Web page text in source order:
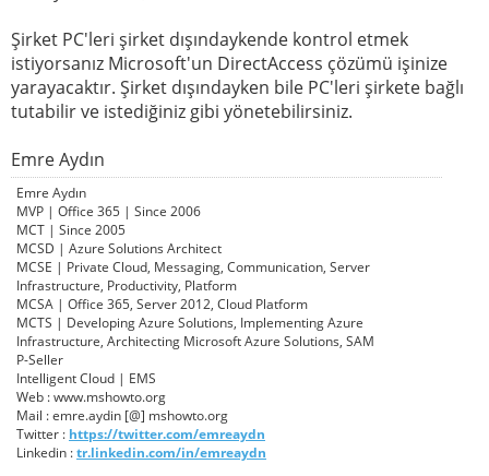
Şirket PC'leri şirket dışındaykende kontrol etmek
istiyorsanız Microsoft'un DirectAccess çözümü işinize
yarayacaktır. Şirket dışındayken bile PC'leri şirkete bağlı
tutabilir ve istediğiniz gibi yönetebilirsiniz.
Emre Aydın
Emre Aydın
MVP | Office 365 | Since 2006
MCT | Since 2005
MCSD | Azure Solutions Architect
MCSE | Private Cloud, Messaging, Communication, Server
Infrastructure, Productivity, Platform
MCSA | Office 365, Server 2012, Cloud Platform
MCTS | Developing Azure Solutions, Implementing Azure
Infrastructure, Architecting Microsoft Azure Solutions, SAM
P-Seller
Intelligent Cloud | EMS
Web : www.mshowto.org
Mail : emre.aydin [@] mshowto.org
Twitter : https://twitter.com/emreaydn
Linkedin :tr.linkedin.com/in/emreaydn